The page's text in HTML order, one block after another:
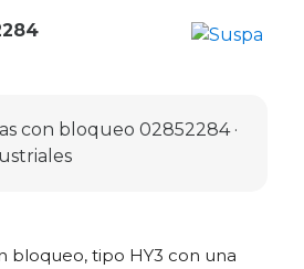
bloqueo, tipo HY3 con una